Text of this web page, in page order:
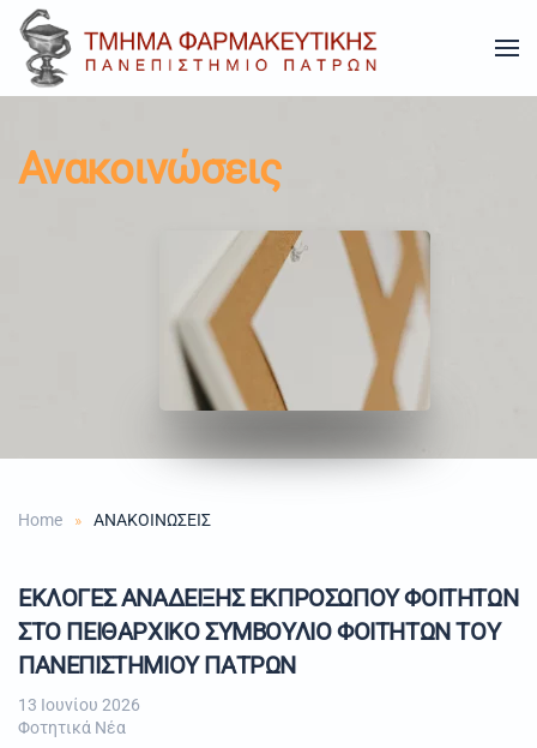
Skip to main content
Ανακοινώσεις
Home ΑΝΑΚΟΙΝΩΣΕΙΣ
ΕΚΛΟΓΕΣ ΑΝΑΔΕΙΞΗΣ ΕΚΠΡΟΣΩΠΟΥ ΦΟΙΤΗΤΩΝ
ΣΤΟ ΠΕΙΘΑΡΧΙΚΟ ΣΥΜΒΟΥΛΙΟ ΦΟΙΤΗΤΩΝ ΤΟΥ
ΠΑΝΕΠΙΣΤΗΜΙΟΥ ΠΑΤΡΩΝ
13 Ιουνίου 2026
Φοτητικά Νέα